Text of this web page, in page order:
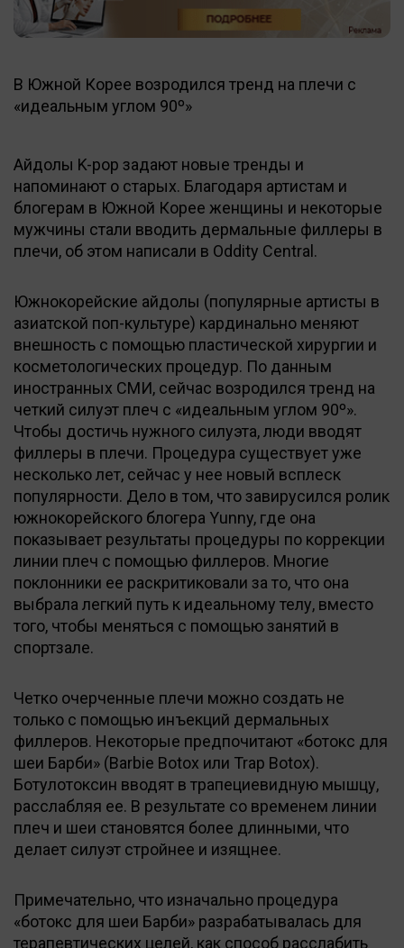
В Южной Корее возродился тренд на плечи с
«идеальным углом 90º»
Айдолы K-pop задают новые тренды и
напоминают о старых. Благодаря артистам и
блогерам в Южной Корее женщины и некоторые
мужчины стали вводить дермальные филлеры в
плечи, об этом написали в Oddity Central.
Южнокорейские айдолы (популярные артисты в
азиатской поп-культуре) кардинально меняют
внешность с помощью пластической хирургии и
косметологических процедур. По данным
иностранных СМИ, сейчас возродился тренд на
четкий силуэт плеч с «идеальным углом 90º».
Чтобы достичь нужного силуэта, люди вводят
филлеры в плечи. Процедура существует уже
несколько лет, сейчас у нее новый всплеск
популярности. Дело в том, что завирусился ролик
южнокорейского блогера Yunny, где она
показывает результаты процедуры по коррекции
линии плеч с помощью филлеров. Многие
поклонники ее раскритиковали за то, что она
выбрала легкий путь к идеальному телу, вместо
того, чтобы меняться с помощью занятий в
спортзале.
Четко очерченные плечи можно создать не
только с помощью инъекций дермальных
филлеров. Некоторые предпочитают «ботокс для
шеи Барби» (Barbie Botox или Trap Botox).
Ботулотоксин вводят в трапециевидную мышцу,
расслабляя ее. В результате со временем линии
плеч и шеи становятся более длинными, что
делает силуэт стройнее и изящнее.
Примечательно, что изначально процедура
«ботокс для шеи Барби» разрабатывалась для
терапевтических целей, как способ расслабить